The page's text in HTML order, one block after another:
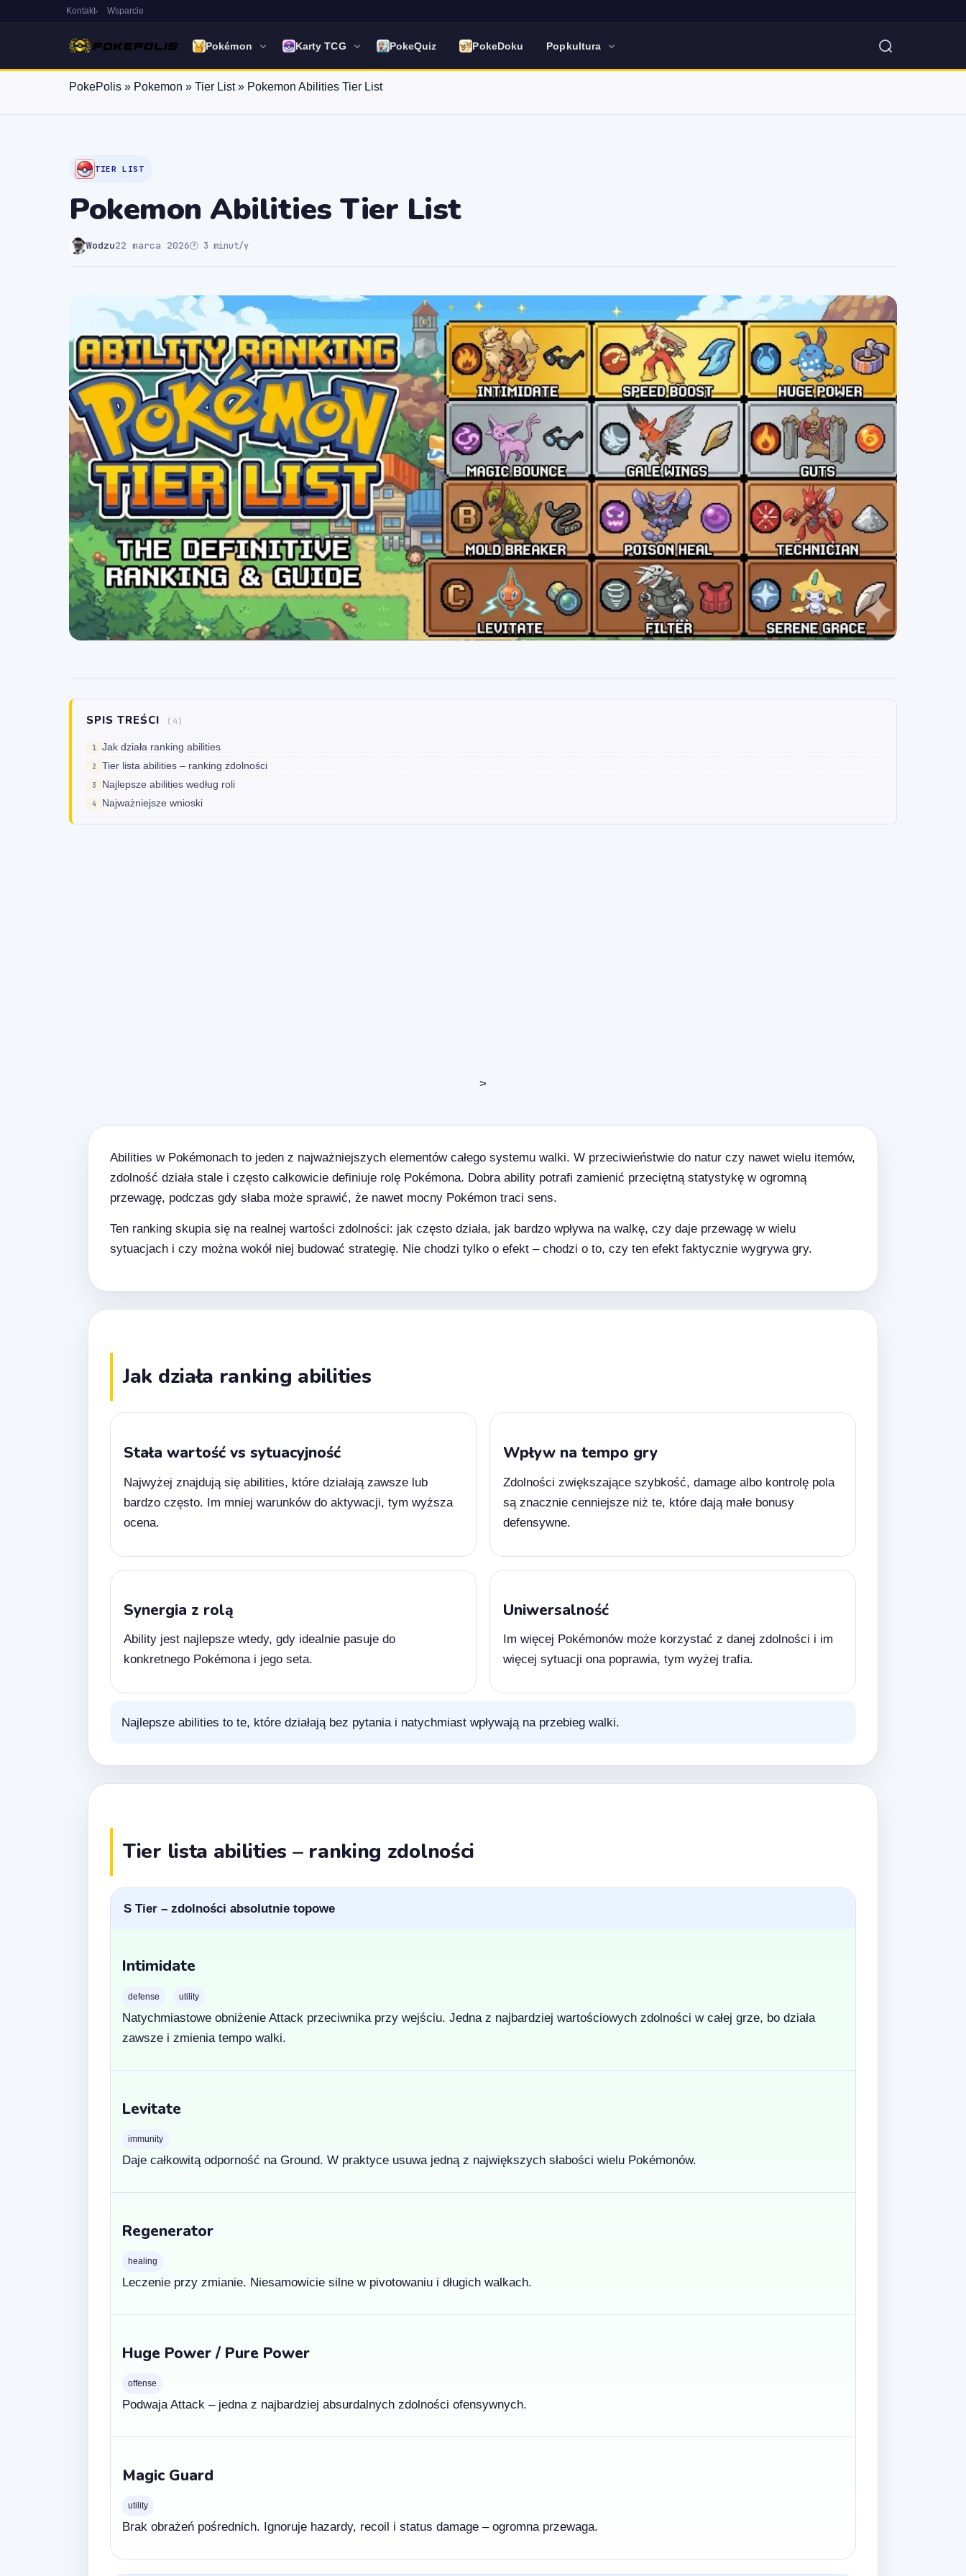
Kontakt Wsparcie
Pokémon Karty TCG PokeQuiz PokeDoku Popkultura
PokePolis » Pokemon » Tier List» Pokemon Abilities Tier List
TIER LIST
Pokemon Abilities Tier List
Wodzu22 marca 2026🕐 3 minut/y
SPIS TREŚCI (4)
Jak działa ranking abilities
Tier lista abilities – ranking zdolności
Najlepsze abilities według roli
Najważniejsze wnioski
>
Abilities w Pokémonach to jeden z najważniejszych elementów całego systemu walki. W przeciwieństwie do natur czy nawet wielu itemów,
zdolność działa stale i często całkowicie definiuje rolę Pokémona. Dobra ability potrafi zamienić przeciętną statystykę w ogromną
przewagę, podczas gdy słaba może sprawić, że nawet mocny Pokémon traci sens.
Ten ranking skupia się na realnej wartości zdolności: jak często działa, jak bardzo wpływa na walkę, czy daje przewagę w wielu
sytuacjach i czy można wokół niej budować strategię. Nie chodzi tylko o efekt – chodzi o to, czy ten efekt faktycznie wygrywa gry.
Jak działa ranking abilities
Stała wartość vs sytuacyjność
Najwyżej znajdują się abilities, które działają zawsze lub
bardzo często. Im mniej warunków do aktywacji, tym wyższa
ocena.
Wpływ na tempo gry
Zdolności zwiększające szybkość, damage albo kontrolę pola
są znacznie cenniejsze niż te, które dają małe bonusy
defensywne.
Synergia z rolą
Ability jest najlepsze wtedy, gdy idealnie pasuje do
konkretnego Pokémona i jego seta.
Uniwersalność
Im więcej Pokémonów może korzystać z danej zdolności i im
więcej sytuacji ona poprawia, tym wyżej trafia.
Najlepsze abilities to te, które działają bez pytania i natychmiast wpływają na przebieg walki.
Tier lista abilities – ranking zdolności
S Tier – zdolności absolutnie topowe
Intimidate
defense utility
Natychmiastowe obniżenie Attack przeciwnika przy wejściu. Jedna z najbardziej wartościowych zdolności w całej grze, bo działa
zawsze i zmienia tempo walki.
Levitate
immunity
Daje całkowitą odporność na Ground. W praktyce usuwa jedną z największych słabości wielu Pokémonów.
Regenerator
healing
Leczenie przy zmianie. Niesamowicie silne w pivotowaniu i długich walkach.
Huge Power / Pure Power
offense
Podwaja Attack – jedna z najbardziej absurdalnych zdolności ofensywnych.
Magic Guard
utility
Brak obrażeń pośrednich. Ignoruje hazardy, recoil i status damage – ogromna przewaga.